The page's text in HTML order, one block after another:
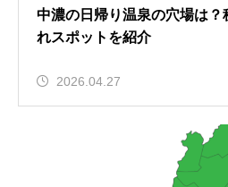
中濃の日帰り温泉の穴場は？
れスポットを紹介
2026.04.27